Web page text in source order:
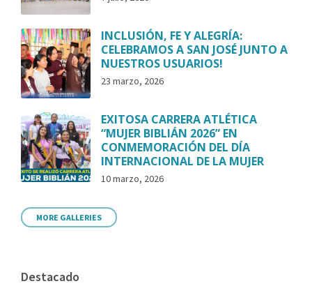
INCLUSIÓN, FE Y ALEGRÍA:
CELEBRAMOS A SAN JOSÉ JUNTO A
NUESTROS USUARIOS!
23 marzo, 2026
EXITOSA CARRERA ATLÉTICA
“MUJER BIBLIÁN 2026” EN
CONMEMORACIÓN DEL DÍA
INTERNACIONAL DE LA MUJER
10 marzo, 2026
MORE GALLERIES
Destacado